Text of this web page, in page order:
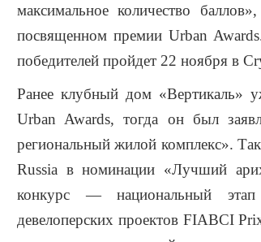
максимальное количество
посвященном премии Urban
победителей пройдет 22 ноября в
Ранее клубный дом «Вертикаль»
Urban Awards, тогда он был
региональный жилой комплекс».
Russia в номинации «Лучший
конкурс — национальный
девелоперских проектов FIABCI